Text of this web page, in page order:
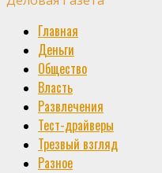
Primary
Menu
Главная
Деньги
Общество
Власть
Развлечения
Тест-драйверы
Трезвый взгляд
Разное